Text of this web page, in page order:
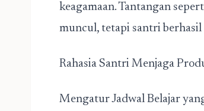
keagamaan. Tantangan
muncul, tetapi santri
Rahasia Santri Menjaga
Mengatur Jadwal Belajar